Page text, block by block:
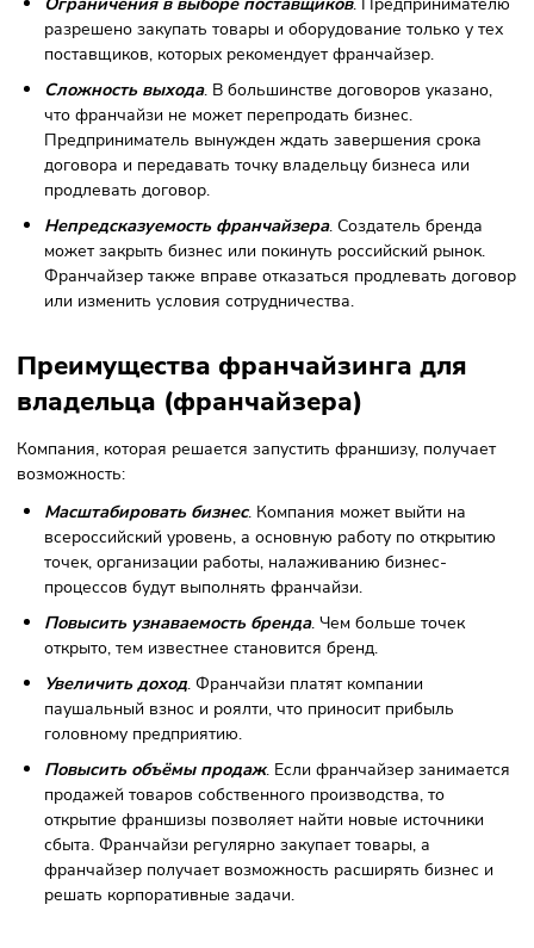
т.к. многие документы выкладывают в открытый
Неперспективные компании можно отсеять на этапе
поиска франшизы.
Консультации и поддержка на всех этапах работы
Франчайзер несёт частичную ответственность за
покупателей, поэтому оказывает поддержку: готовит
обучающие материалы для владельца точки и
сотрудников, передаёт контакты поставщиков и т.д.
Минимальные расходы на рекламу.
который открывает бизнес «с нуля», вынужден тратить
деньги на рекламную кампанию. Иначе о его бренде
франшизе, рекламой и продвижением бренда
головная компания.
Стабильные поставки. Франшизополучателю не
требуется искать поставщиков, т.к. поставки
Повышение конкурентоспособности. Маленькие
компании и локальные бренды с одной-двумя точками
продажи менее известны. Существует риск, что
компания вытеснит их с рынка, т.к. у неё больше
возможностей для рекламы и привлечения клиентов.
покупке франшизы эти риски ликвидируются.
Недостатки франчайзинга для
покупателя (франчайзи)
Дополнительные платежи. За право работать от
известного бренда франчайзи вынужден платить
паушальный взнос, роялти, рекламные отчисления и